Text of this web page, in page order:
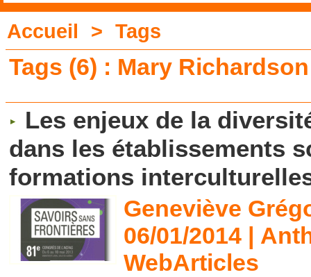
Accueil > Tags
Tags (6) : Mary Richardson
Les enjeux de la
dans les établissements
formations
Geneviève
06/01/2014 |
WebArticles